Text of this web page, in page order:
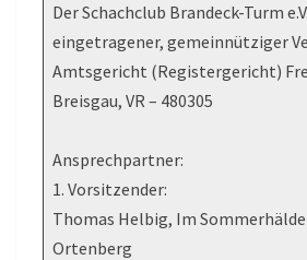
Der Schachclub Brandeck-Turm
eingetragener, gemeinnütziger
Amtsgericht (Registergericht)
Breisgau, VR – 480305
Ansprechpartner:
1. Vorsitzender:
Thomas Helbig, Im
Ortenberg